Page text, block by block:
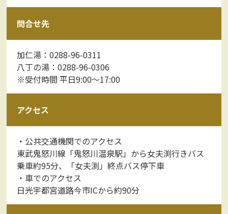
問合せ先
加仁湯：0288-96-0311
八丁の湯：0288-96-0306
※受付時間 平日9:00〜17:00
アクセス
・公共交通機関でのアクセス
東武鬼怒川線「鬼怒川温泉駅」から女夫渕行きバス
乗車約95分、「女夫渕」終点バス停下車
・車でのアクセス
日光宇都宮道路今市ICから約90分